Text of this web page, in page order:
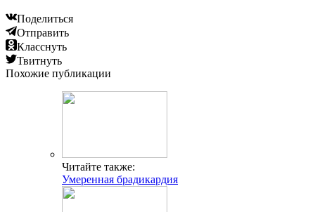
Поделиться
Отправить
Класснуть
Твитнуть
Похожие публикации
Читайте также:
Умеренная брадикардия